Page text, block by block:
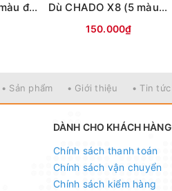
Dù TOMAN X9 (màu đỏ)-100m Dù CHADO X8 (5 màu)-150m
150.000₫
• Sản phẩm • Giới thiệu • Tin tức
DÀNH CHO KHÁCH HÀNG
Chính sách thanh toán
Chính sách vận chuyển
Chính sách kiểm hàng